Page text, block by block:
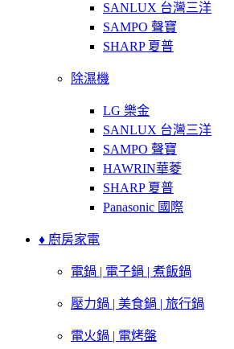
SANLUX 台灣三洋
SAMPO 聲寶
SHARP 夏普
除濕機
LG 樂金
SANLUX 台灣三洋
SAMPO 聲寶
HAWRIN華菱
SHARP 夏普
Panasonic 國際
♦ 廚房家電
電鍋 | 電子鍋 | 煮飯鍋
壓力鍋 | 美食鍋 | 旅行鍋
電火鍋 | 電烤盤